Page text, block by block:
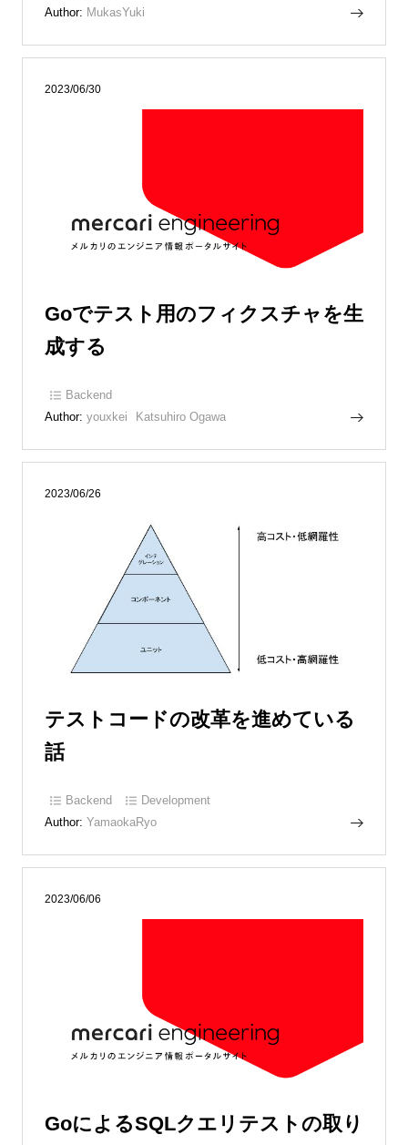
Author: MukasYuki
2023/06/30
Goでテスト用のフィクスチャを生
成する
Backend
Author: youxkei Katsuhiro Ogawa
2023/06/26
テストコードの改革を進めている
話
Backend
Development
Author: YamaokaRyo
2023/06/06
GoによるSQLクエリテストの取り